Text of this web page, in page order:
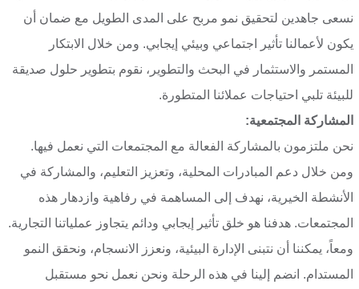
نسعى جاهدين لتحقيق نمو مربح على المدى الطويل مع ضمان أن
يكون لأعمالنا تأثير اجتماعي وبيئي إيجابي. ومن خلال الابتكار
المستمر والاستثمار في البحث والتطوير، نقوم بتطوير حلول صديقة
للبيئة تلبي احتياجات عملائنا المتطورة.
المشاركة المجتمعية:
نحن ملتزمون بالمشاركة الفعالة مع المجتمعات التي نعمل فيها.
ومن خلال دعم المبادرات المحلية، وتعزيز التعليم، والمشاركة في
الأنشطة الخيرية، نهدف إلى المساهمة في رفاهية وازدهار هذه
المجتمعات. هدفنا هو خلق تأثير إيجابي ودائم يتجاوز عملياتنا التجارية.
ومعاً، يمكننا أن نتبنى الإدارة البيئية، ونعزز الانسجام، ونحقق النمو
المستدام. انضم إلينا في هذه الرحلة ونحن نعمل نحو مستقبل